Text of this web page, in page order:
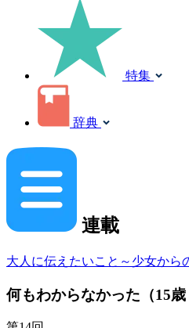
特集
辞典
連載
大人に伝えたいこと～少女から
何もわからなかった（15歳